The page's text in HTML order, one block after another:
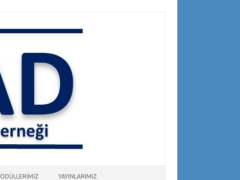
ÖDÜLLERİMİZ YAYINLARIMIZ